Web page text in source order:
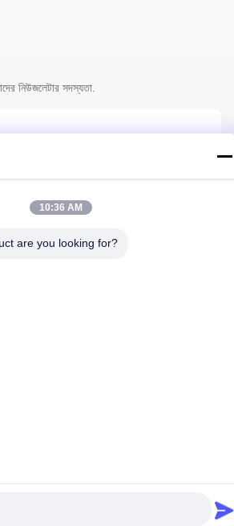
নিউজলেটার সদস্যতা.
10:36 AM
are you looking for?